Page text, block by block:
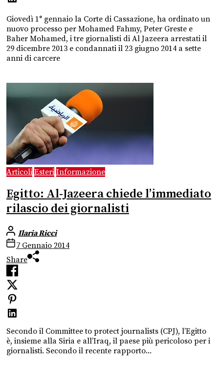
Giovedì 1° gennaio la Corte di Cassazione, ha ordinato un
nuovo processo per Mohamed Fahmy, Peter Greste e
Baher Mohamed, i tre giornalisti di Al Jazeera arrestati il
29 dicembre 2013 e condannati il 23 giugno 2014 a sette
anni di carcere
Articoli Esteri Informazione
Egitto: Al-Jazeera chiede l’immediato
rilascio dei giornalisti
Ilaria Ricci
7 Gennaio 2014
Share
Secondo il Committee to protect journalists (CPJ), l’Egitto
è, insieme alla Siria e all’Iraq, il paese più pericoloso per i
giornalisti. Secondo il recente rapporto...